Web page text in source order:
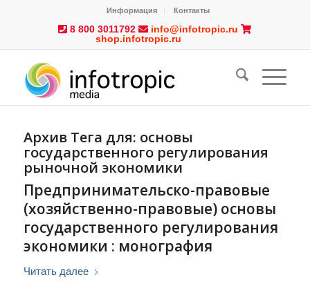
Информация Контакты
8 800 3011792
info@infotropic.ru
shop.infotropic.ru
Архив Тега для: основы
государственного регулирования
рыночной экономики
Предпринимательско-правовые
(хозяйственно-правовые) основы
государственного регулирования
экономики : монография
Читать далее